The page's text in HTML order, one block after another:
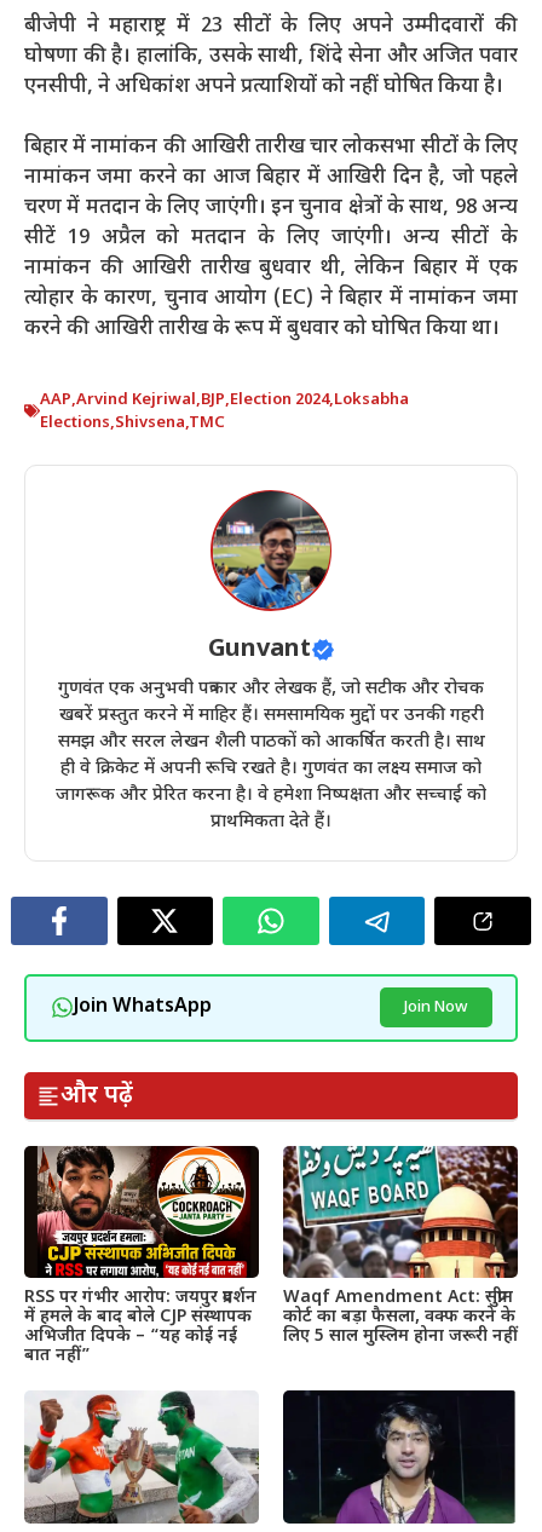
बीजेपी ने महाराष्ट्र में 23 सीटों के लिए अपने उम्मीदवारों की
घोषणा की है। हालांकि, उसके साथी, शिंदे सेना और अजित पवार
एनसीपी, ने अधिकांश अपने प्रत्याशियों को नहीं घोषित किया है।
बिहार में नामांकन की आखिरी तारीख चार लोकसभा सीटों के लिए
नामांकन जमा करने का आज बिहार में आखिरी दिन है, जो पहले
चरण में मतदान के लिए जाएंगी। इन चुनाव क्षेत्रों के साथ, 98 अन्य
सीटें 19 अप्रैल को मतदान के लिए जाएंगी। अन्य सीटों के
नामांकन की आखिरी तारीख बुधवार थी, लेकिन बिहार में एक
त्योहार के कारण, चुनाव आयोग (EC) ने बिहार में नामांकन जमा
करने की आखिरी तारीख के रूप में बुधवार को घोषित किया था।
AAP,Arvind Kejriwal,BJP,Election 2024,Loksabha
Elections,Shivsena,TMC
Gunvant
गुणवंत एक अनुभवी पत्रकार और लेखक हैं, जो सटीक और रोचक
खबरें प्रस्तुत करने में माहिर हैं। समसामयिक मुद्दों पर उनकी गहरी
समझ और सरल लेखन शैली पाठकों को आकर्षित करती है। साथ
ही वे क्रिकेट में अपनी रूचि रखते है। गुणवंत का लक्ष्य समाज को
जागरूक और प्रेरित करना है। वे हमेशा निष्पक्षता और सच्चाई को
प्राथमिकता देते हैं।
Join WhatsApp Join Now
और पढ़ें
RSS पर गंभीर आरोप: जयपुर प्रदर्शन
में हमले के बाद बोले CJP संस्थापक
अभिजीत दिपके – “यह कोई नई
बात नहीं”
Waqf Amendment Act: सुप्रीम
कोर्ट का बड़ा फैसला, वक्फ करने के
लिए 5 साल मुस्लिम होना जरूरी नहीं